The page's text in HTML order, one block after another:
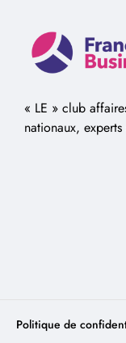
« LE » club
nationaux,
Politique de